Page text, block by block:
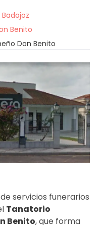
Benito
Don Benito
servicios funerarios
Tanatorio
Benito, que forma